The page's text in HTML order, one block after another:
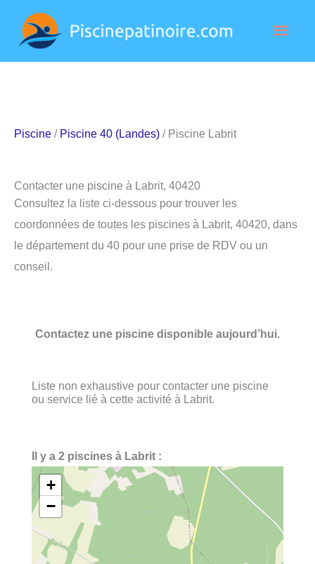
contenu
Piscine / Piscine 40 (Landes) / Piscine Labrit
Contacter une piscine à Labrit, 40420
Consultez la liste ci-dessous pour trouver les
coordonnées de toutes les piscines à Labrit, 40420, dans
le département du 40 pour une prise de RDV ou un
conseil.
Contactez une piscine disponible aujourd’hui.
Liste non exhaustive pour contacter une piscine
ou service lié à cette activité à Labrit.
Il y a 2 piscines à Labrit :
+
−